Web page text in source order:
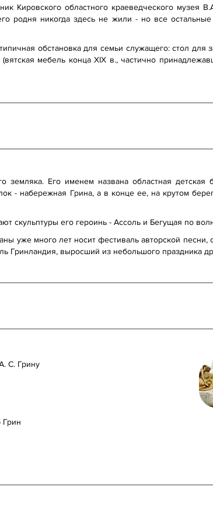
Кировского областного краеведческого
родня никогда здесь не жили - но все
обстановка для семьи служащего: стол
(вятская мебель конца ХIХ в., частично
земляка. Его именем названа областная
- набережная Грина, а в конце ее, на крутом
скульптуры его героинь - Ассоль и Бегущая по
уже много лет носит фестиваль авторской
Гринландия, выросший из небольшого праздника
С. Грину
Грин